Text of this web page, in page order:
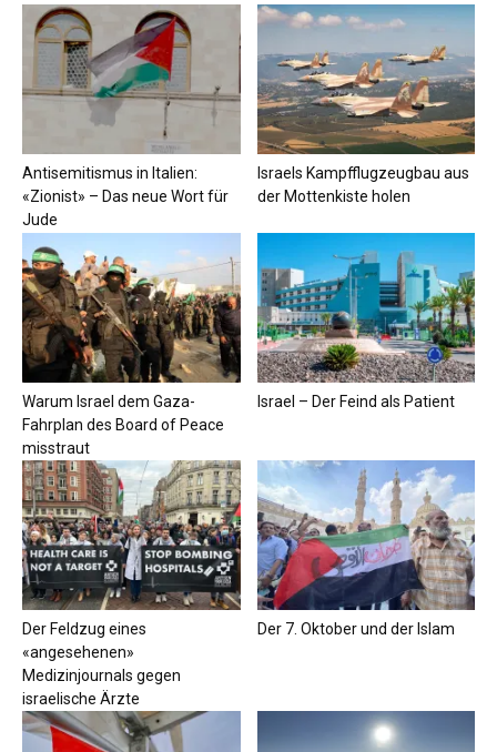
Antisemitismus in Italien:
«Zionist» – Das neue Wort für
Jude
Israels Kampfflugzeugbau aus
der Mottenkiste holen
Warum Israel dem Gaza-
Fahrplan des Board of Peace
misstraut
Israel – Der Feind als Patient
Der Feldzug eines
«angesehenen»
Medizinjournals gegen
israelische Ärzte
Der 7. Oktober und der Islam